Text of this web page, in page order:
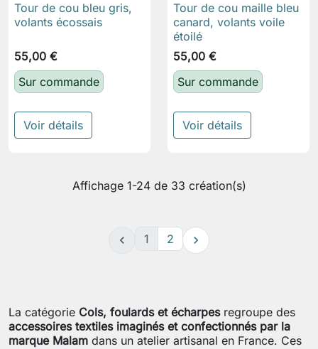
Tour de cou bleu gris,
volants écossais
55,00 €
Sur commande
Voir détails
Tour de cou maille bleu
canard, volants voile
étoilé
55,00 €
Sur commande
Voir détails
Affichage 1-24 de 33 création(s)
 1 2 
La catégorie Cols, foulards et écharpesregroupe des
accessoires textiles imaginés et confectionnés par la
marque Malam dans un atelier artisanal en France. Ces